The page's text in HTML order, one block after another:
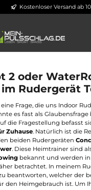
Kostenloser Versand
2 oder
im
eine Frage, die uns
es fast als
auf die Fragestellung
Zuhause. Natürlich ist
den beiden Rudergeräten
. Diese Heimtrainer
bekannt und
betrachtet. In